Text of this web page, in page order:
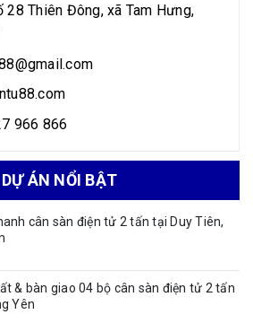
28 Thiên Đông, xã Tam Hưng,
966 866
DỰ ÁN NỔI BẬT
cân sàn điện tử 2 tấn tại Duy Tiên,
& bàn giao 04 bộ cân sàn điện tử 2 tấn
Yên